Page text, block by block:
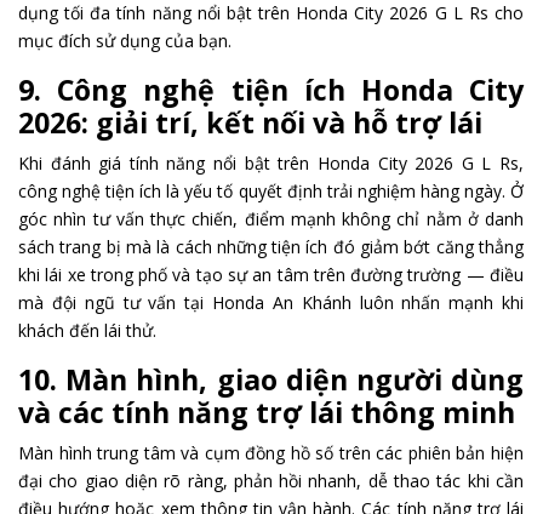
dụng tối đa tính năng nổi bật trên Honda City 2026 G L Rs cho
mục đích sử dụng của bạn.
9. Công nghệ tiện ích Honda City
2026: giải trí, kết nối và hỗ trợ lái
Khi đánh giá tính năng nổi bật trên Honda City 2026 G L Rs,
công nghệ tiện ích là yếu tố quyết định trải nghiệm hàng ngày. Ở
góc nhìn tư vấn thực chiến, điểm mạnh không chỉ nằm ở danh
sách trang bị mà là cách những tiện ích đó giảm bớt căng thẳng
khi lái xe trong phố và tạo sự an tâm trên đường trường — điều
mà đội ngũ tư vấn tại Honda An Khánh luôn nhấn mạnh khi
khách đến lái thử.
10. Màn hình, giao diện người dùng
và các tính năng trợ lái thông minh
Màn hình trung tâm và cụm đồng hồ số trên các phiên bản hiện
đại cho giao diện rõ ràng, phản hồi nhanh, dễ thao tác khi cần
điều hướng hoặc xem thông tin vận hành. Các tính năng trợ lái